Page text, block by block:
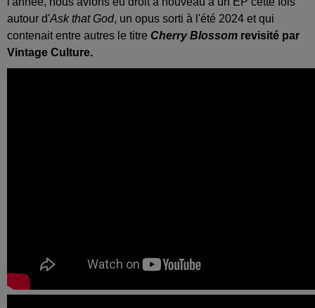
autour d'Ask that God, un opus sorti à l'été 2024 et qui
contenait entre autres le titre Cherry Blossom revisité par
Vintage Culture.